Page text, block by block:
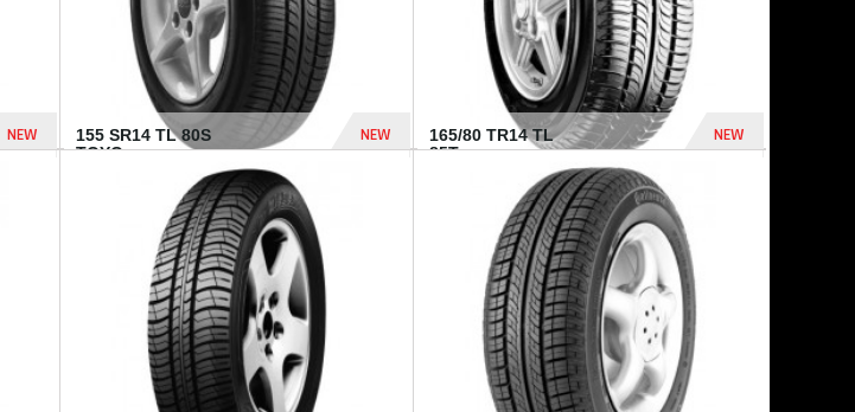
NEW
155 SR14 TL 80S
TOYO...
NEW
165/80 TR14 TL
85T...
NEW
458 Dhs